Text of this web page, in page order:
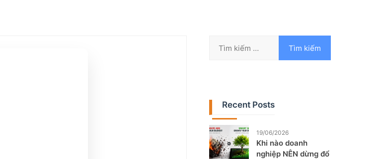
Recent Posts
19/06/2026
Khi nào doanh
nghiệp NÊN dừng đổ